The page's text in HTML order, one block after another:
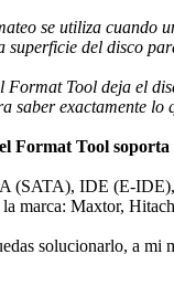
se utiliza cuando
superficie del disco
Tool deja el
saber exactamente lo
Format Tool soporta
(SATA), IDE (E-
marca: Maxtor,
solucionarlo, a mi